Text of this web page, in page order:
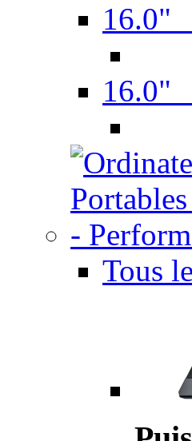
16.0"
16.0"
Tous